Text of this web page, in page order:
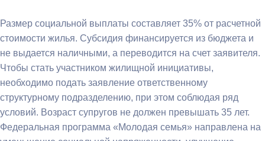
Размер социальной выплаты составляет 35% от расчетной
стоимости жилья. Субсидия финансируется из бюджета и
не выдается наличными, а переводится на счет заявителя.
Чтобы стать участником жилищной инициативы,
необходимо подать заявление ответственному
структурному подразделению, при этом соблюдая ряд
условий. Возраст супругов не должен превышать 35 лет.
Федеральная программа «Молодая семья» направлена на